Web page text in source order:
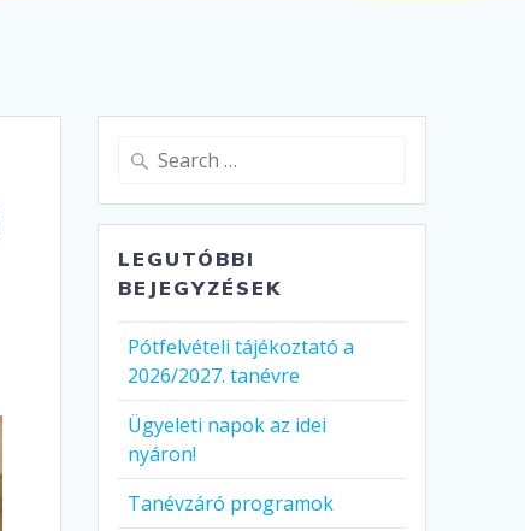
Search
LEGUTÓBBI
BEJEGYZÉSEK
Pótfelvételi tájékoztató a
2026/2027. tanévre
Ügyeleti napok az idei
nyáron!
Tanévzáró programok